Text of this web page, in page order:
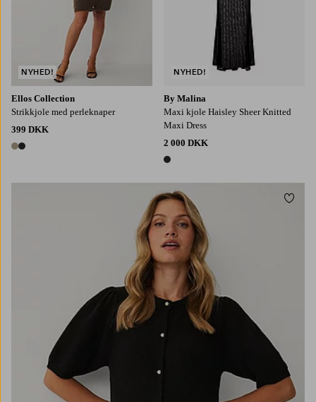
Ellos Collection
Strikkjole med perleknaper
399 DKK
2 farver
NYHED!
By Malina
Maxi kjole Haisley Sheer Knitted
Maxi Dress
2 000 DKK
1 farve
NYHED!